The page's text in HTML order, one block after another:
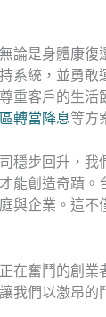
論是身體康
系統，並勇
重客戶的生活
轉當降息等方
穩步回升，
創造奇蹟。
與企業。這不
在奮鬥的創
我們以激昂